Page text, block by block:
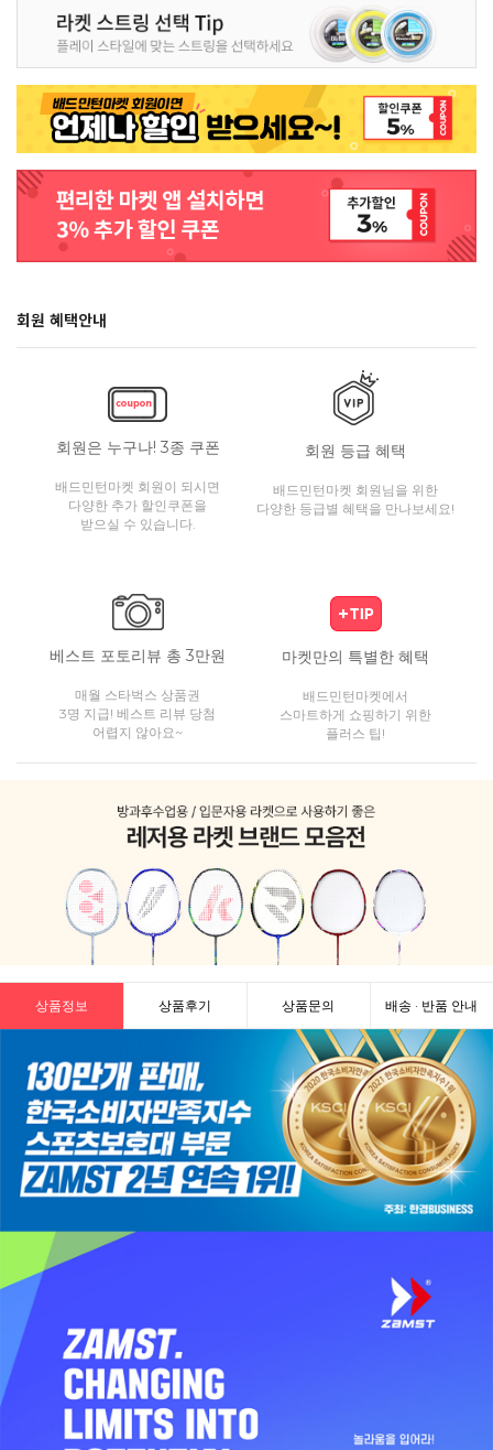
회원 혜택안내
회원은 누구나! 3종 쿠폰
배드민턴마켓 회원이 되시면
다양한 추가 할인쿠폰을
받으실 수 있습니다.
회원 등급 혜택
배드민턴마켓 회원님을 위한
다양한 등급별 혜택을 만나보세요!
베스트 포토리뷰 총 3만원
매월 스타벅스 상품권
3명 지급! 베스트 리뷰 당첨
어렵지 않아요~
마켓만의 특별한 혜택
배드민턴마켓에서
스마트하게 쇼핑하기 위한
플러스 팁!
상품정보 상품후기 상품문의 배송 · 반품 안내